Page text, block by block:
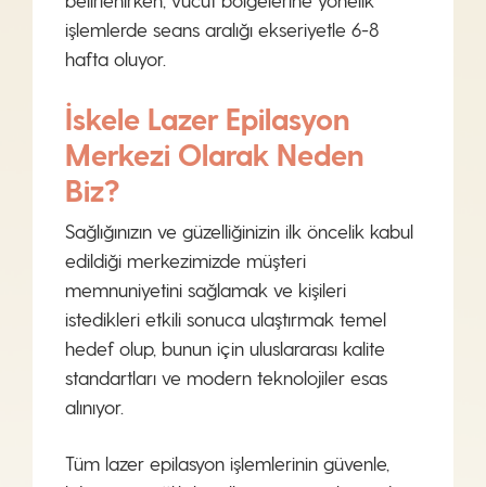
işlemlerde seans aralığı ekseriyetle 6-8
hafta oluyor.
İskele Lazer Epilasyon
Merkezi Olarak Neden
Biz?
Sağlığınızın ve güzelliğinizin ilk öncelik kabul
edildiği merkezimizde müşteri
memnuniyetini sağlamak ve kişileri
istedikleri etkili sonuca ulaştırmak temel
hedef olup, bunun için uluslararası kalite
standartları ve modern teknolojiler esas
alınıyor.
Tüm lazer epilasyon işlemlerinin güvenle,